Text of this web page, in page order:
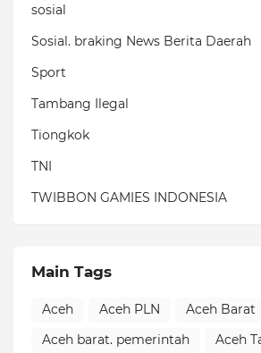
sosial
Sosial. braking News Berita Daerah
Sport
Tambang Ilegal
Tiongkok
TNI
TWIBBON GAMIES INDONESIA
Main Tags
Aceh Aceh PLN
Aceh Barat
Aceh barat. pemerintah
Aceh